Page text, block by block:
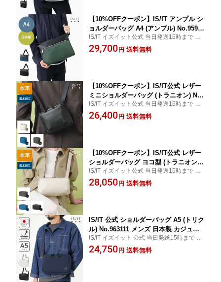
【10%OFFクーポン】IS/IT アンプル シ
ョルダーバッグ A4 (アンプル) No.95910
3 お出かけ 大きい鞄 ミニ コンパクト 斜
め掛け 斜めがけ 肩がけ 縦型 メンズ 男
IS/IT イズイット公式 当日発送15時まで 無
料ギフトサービス
29,700円 送料無料
【10%OFFクーポン】IS/IT公式 レザー
ミニショルダーバッグ (トラニオン) No.
960101 革 本革 牛革 スクエア コンパク
ト 小さい鞄 小さめ メンズ レディース
IS/IT イズイット公式 当日発送15時まで 無
料ギフトサービス
26,400円 送料無料
【10%OFFクーポン】IS/IT公式 レザー
ショルダーバッグ ヨコ型 (トラニオン)
No.960102 革 本革 牛革 コンパクト ミ
ニ 小さい鞄 小さめ メンズ レディース
IS/IT イズイット公式 当日発送15時まで 無
料ギフトサービス
28,050円 送料無料
IS/IT 公式 ショルダーバッグ A5 (トリク
ル) No.963111 メンズ 日本製 カジュア
ルバッグ 撥水 お出掛け 斜め掛け 肩掛
け 男性 社会人 旅行 ギフト プレゼント
IS/IT イズイット 公式 当日発送15時まで 無
料ギフトサービス
24,750円 送料無料